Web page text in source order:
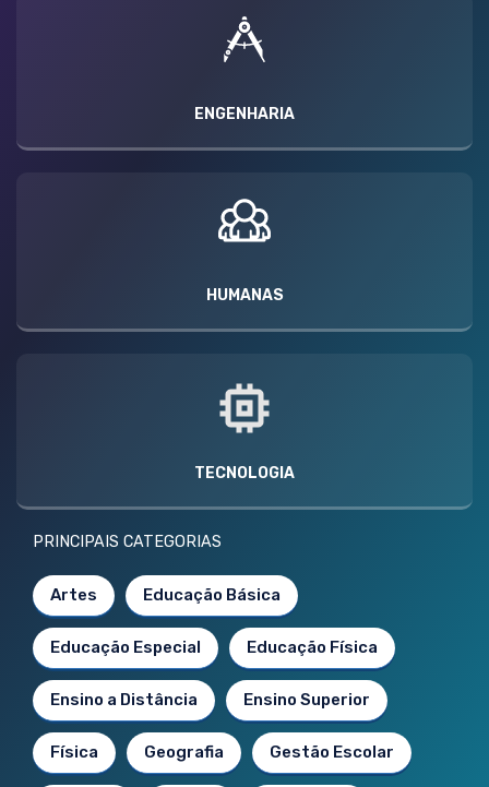
ENGENHARIA
HUMANAS
TECNOLOGIA
PRINCIPAIS CATEGORIAS
Artes Educação Básica
Educação Especial Educação Física
Ensino a Distância Ensino Superior
Física Geografia Gestão Escolar